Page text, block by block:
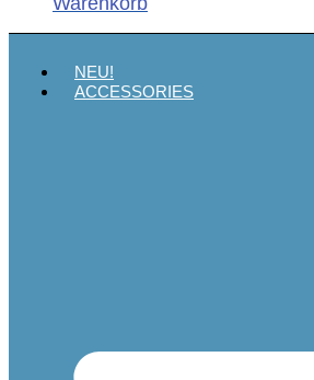
NEU!
ACCESSORIES